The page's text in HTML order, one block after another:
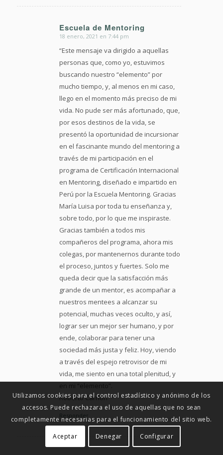
Escuela de Mentoring
Dice:
18 enero, 2021 en 7:44 pm
“Este mensaje va dirigido a aquellas
personas que, como yo, estuvimos
buscando nuestro “elemento” por
mucho tiempo, y, al menos en mi caso,
llego en el momento más preciso de mi
vida. No pude ser más afortunado, que,
por esos destinos de la vida, se
presentó la oportunidad de incursionar
en el fascinante mundo del mentoring a
través de mi participación en el
programa de Certificación Internacional
en Mentoring, diseñado e impartido en
Perú por la Escuela Mentoring. Gracias
María Luisa por toda tu enseñanza y,
sobre todo, por lo que me inspiraste.
Gracias también a todos mis
compañeros del programa, ahora mis
colegas, por mantenernos durante todo
el proceso, juntos y fuertes. Solo me
queda decir que la satisfacción más
grande de un mentor, es acompañar a
nuestros mentees a alcanzar su
potencial, muchas veces oculto, y así,
lograr ser un mejor ser humano, y por
ende, colaborar para tener una
sociedad más justa y feliz. Hoy, viendo
a través del espejo retrovisor de mi
vida, me siento en una total plenitud, y
en mi “elemento”.
Roberto Carrión
Responder
Utilizamos cookies para el control estadístico y anónimo de los
accesos. Puede rechazara el uso de aquellas que no sean
completamente necesarias para el funcionamiento del sitio web.
Aceptar
Denegar Configurar